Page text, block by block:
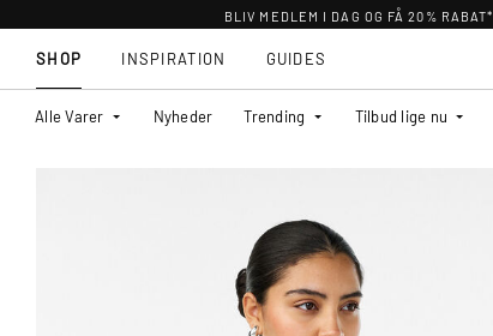
BLIV MEDLEM I DAG OG FÅ 20% RABAT*
SHOP
Alle Varer Nyheder Trending Tilbud lige nu
INSPIRATION GUIDES